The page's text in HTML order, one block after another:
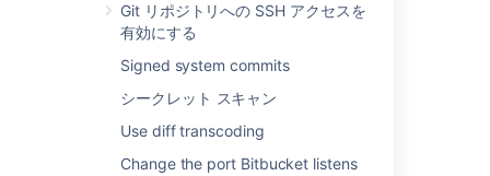
Git リポジトリへの SSH アクセスを
有効にする
Signed system commits
シークレット スキャン
Use diff transcoding
Change the port Bitbucket listens
Specify the Bitbucket base URL
Creating repositories
Commit and push changes